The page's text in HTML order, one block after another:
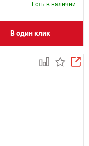
Есть в наличии
В один клик